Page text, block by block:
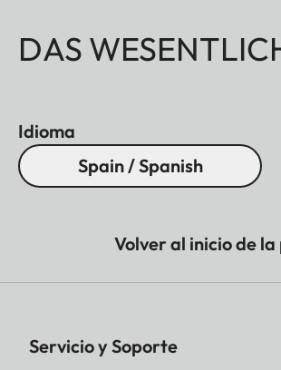
DAS
Idioma
Spain / Spanish
Volver al inicio de
Servicio y Soporte